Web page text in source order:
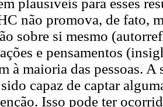
plausíveis para esses
não promova, de fato,
sobre si mesmo
e pensamentos
à maioria das pessoas.
capaz de captar
Isso pode ter